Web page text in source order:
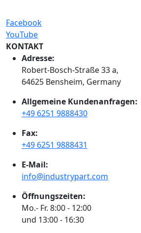
Facebook
YouTube
KONTAKT
Adresse:
Robert-Bosch-Straße 33 a,
64625 Bensheim, Germany
Allgemeine Kundenanfragen:
+49 6251 9888430
Fax:
+49 6251 9888431
E-Mail:
info@industrypart.com
Öffnungszeiten:
Mo.- Fr. 8:00 - 12:00
und 13:00 - 16:30